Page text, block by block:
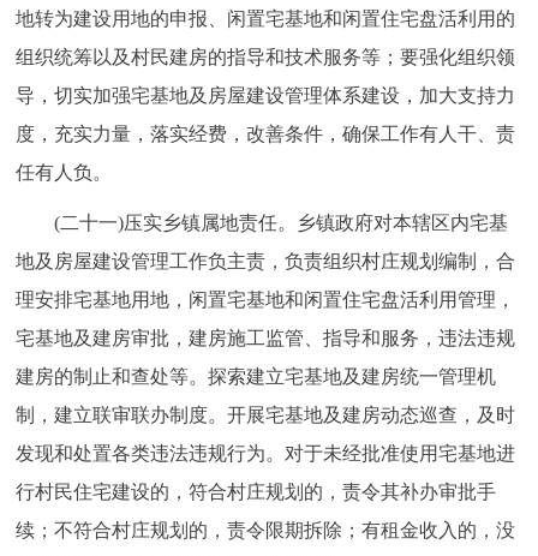
地转为建设用地的申报、闲置宅基地和闲置住宅盘活利用的
组织统筹以及村民建房的指导和技术服务等；要强化组织领
导，切实加强宅基地及房屋建设管理体系建设，加大支持力
度，充实力量，落实经费，改善条件，确保工作有人干、责
任有人负。
(二十一)压实乡镇属地责任。乡镇政府对本辖区内宅基
地及房屋建设管理工作负主责，负责组织村庄规划编制，合
理安排宅基地用地，闲置宅基地和闲置住宅盘活利用管理，
宅基地及建房审批，建房施工监管、指导和服务，违法违规
建房的制止和查处等。探索建立宅基地及建房统一管理机
制，建立联审联办制度。开展宅基地及建房动态巡查，及时
发现和处置各类违法违规行为。对于未经批准使用宅基地进
行村民住宅建设的，符合村庄规划的，责令其补办审批手
续；不符合村庄规划的，责令限期拆除；有租金收入的，没